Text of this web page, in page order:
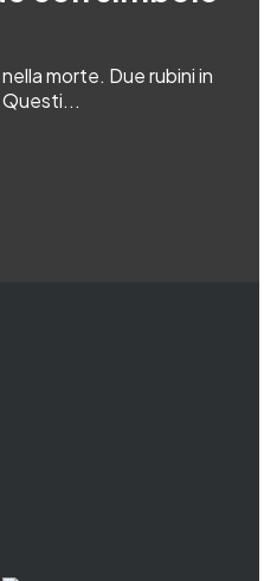
morte. Due rubini in